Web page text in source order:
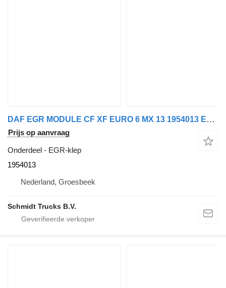
DAF EGR MODULE CF XF EURO 6 MX 13 1954013 EGR-klep voor vrachtwagen
Prijs op aanvraag
Onderdeel - EGR-klep
1954013
Nederland, Groesbeek
Schmidt Trucks B.V.